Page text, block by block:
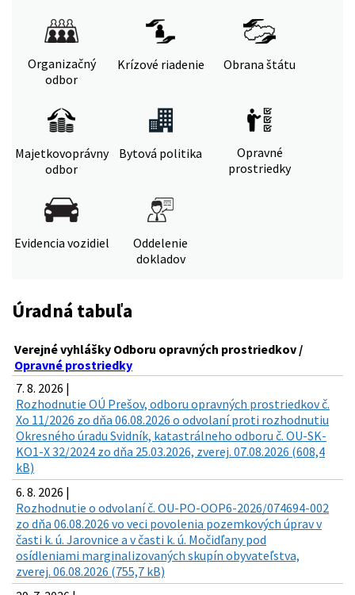
Organizačný
odbor
Krízové riadenie Obrana štátu
Majetkovoprávny
odbor
Bytová politika
Opravné
prostriedky
Evidencia vozidiel
Oddelenie
dokladov
Úradná tabuľa
Verejné vyhlášky Odboru opravných prostriedkov /
Opravné prostriedky
7. 8. 2026 |
Rozhodnutie OÚ Prešov, odboru opravných prostriedkov č.
Xo 11/2026 zo dňa 06.08.2026 o odvolaní proti rozhodnutiu
Okresného úradu Svidník, katastrálneho odboru č. OU-SK-
KO1-X 32/2024 zo dňa 25.03.2026, zverej. 07.08.2026 (608,4
kB)
6. 8. 2026 |
Rozhodnutie o odvolaní č. OU-PO-OOP6-2026/074694-002
zo dňa 06.08.2026 vo veci povolenia pozemkových úprav v
časti k. ú. Jarovnice a v časti k. ú. Močidľany pod
osídleniami marginalizovaných skupín obyvateľstva,
zverej. 06.08.2026 (755,7 kB)